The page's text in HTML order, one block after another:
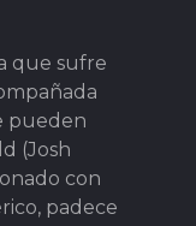
que sufre
pueden
(Josh
con
padece